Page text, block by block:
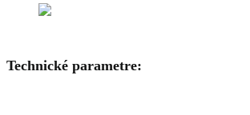
Technické parametre: